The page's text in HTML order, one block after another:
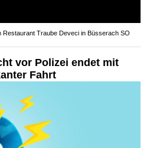
Restaurant Traube Deveci in Büsserach SO
vor Polizei endet mit
Fahrt